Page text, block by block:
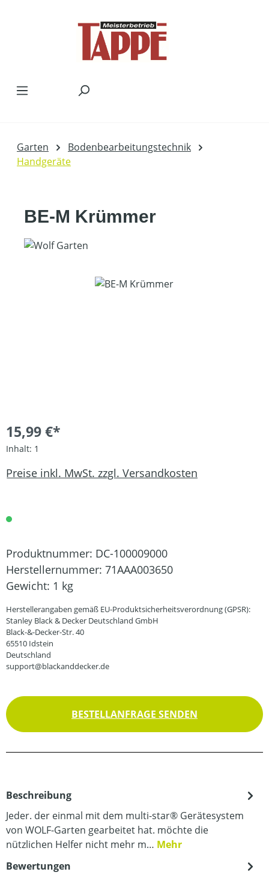
Garten
Bodenbearbeitungstechnik
Handgeräte
BE-M Krümmer
Bildergalerie überspringen
15,99 €*
Inhalt: 1
Preise inkl. MwSt. zzgl. Versandkosten
Produktnummer: DC-100009000
Herstellernummer: 71AAA003650
Gewicht: 1 kg
Herstellerangaben gemäß EU-Produktsicherheitsverordnung (GPSR):
Stanley Black & Decker Deutschland GmbH
Black-&-Decker-Str. 40
65510 Idstein
Deutschland
support@blackanddecker.de
BESTELLANFRAGE SENDEN
Beschreibung
Jeder. der einmal mit dem multi-star® Gerätesystem
von WOLF-Garten gearbeitet hat. möchte die
nützlichen Helfer nicht mehr m… Mehr
Bewertungen